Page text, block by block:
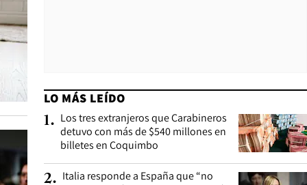
LO MÁS LEÍDO
1. Los tres extranjeros que Carabineros
detuvo con más de $540 millones en
billetes en Coquimbo
2. Italia responde a España que “no